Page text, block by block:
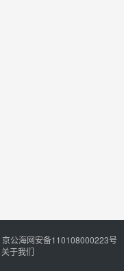
京公海网安备110108000223号
关于我们